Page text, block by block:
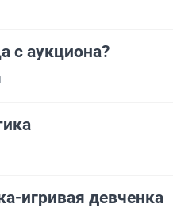
с аукциона?
игривая девченка